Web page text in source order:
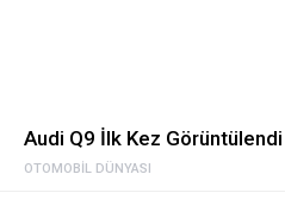
OTOMOBIL DÜNYASI
Audi Q9 İlk Kez Görüntülendi